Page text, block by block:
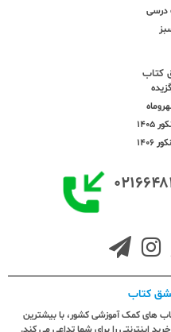
درسی
کتاب
1405
کتاب
های کمک آموزشی کشور، با بیشترین